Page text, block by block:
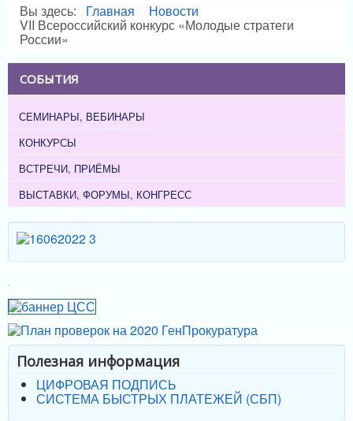
Вы здесь: Главная Новости
VII Всероссийский конкурс «Молодые стратеги
России»
СОБЫТИЯ
СЕМИНАРЫ, ВЕБИНАРЫ
КОНКУРСЫ
ВСТРЕЧИ, ПРИЁМЫ
ВЫСТАВКИ, ФОРУМЫ, КОНГРЕСС
Полезная информация
ЦИФРОВАЯ ПОДПИСЬ
СИСТЕМА БЫСТРЫХ ПЛАТЕЖЕЙ (СБП)